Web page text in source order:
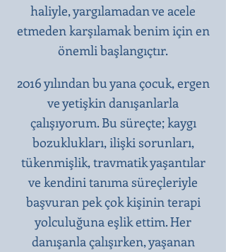
haliyle, yargılamadan ve acele
etmeden karşılamak benim için en
önemli başlangıçtır.​
2016 yılından bu yana çocuk, ergen
ve yetişkin danışanlarla
çalışıyorum. Bu süreçte; kaygı
bozuklukları, ilişki sorunları,
tükenmişlik, travmatik yaşantılar
ve kendini tanıma süreçleriyle
başvuran pek çok kişinin terapi
yolculuğuna eşlik ettim. Her
danışanla çalışırken, yaşanan